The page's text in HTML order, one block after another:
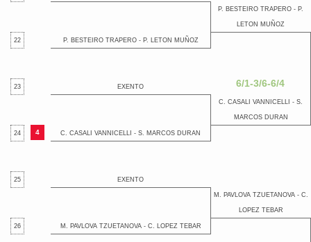
P. BESTEIRO TRAPERO - P.
LETON MUÑOZ
22 P. BESTEIRO TRAPERO - P. LETON MUÑOZ
6/1-3/6-6/4
23 EXENTO
C. CASALI VANNICELLI - S.
MARCOS DURAN
24 4 C. CASALI VANNICELLI - S. MARCOS DURAN
25 EXENTO
M. PAVLOVA TZUETANOVA - C.
LOPEZ TEBAR
26 M. PAVLOVA TZUETANOVA - C. LOPEZ TEBAR